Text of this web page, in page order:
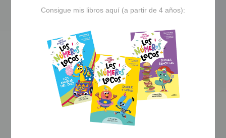
Consigue mis libros aquí (a partir de 4 años):